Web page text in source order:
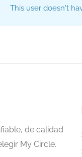
This user doesn't
de calidad
My Circle.